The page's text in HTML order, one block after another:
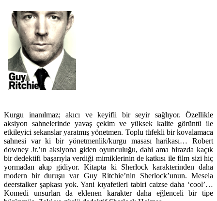
Kurgu inanılmaz; akıcı ve keyifli bir seyir sağlıyor. Özellikle
aksiyon sahnelerinde yavaş çekim ve yüksek kalite görüntü ile
etkileyici sekanslar yaratmış yönetmen. Toplu tüfekli bir kovalamaca
sahnesi var ki bir yönetmenlik/kurgu masası harikası… Robert
downey Jr.’ın aksiyona giden oyunculuğu, dahi ama birazda kaçık
bir dedektifi başarıyla verdiği mimiklerinin de katkısı ile film sizi hiç
yormadan akıp gidiyor. Kitapta ki Sherlock karakterinden daha
modern bir duruşu var Guy Ritchie’nin Sherlock’unun. Mesela
deerstalker şapkası yok. Yani kıyafetleri tabiri caizse daha ‘cool’…
Komedi unsurları da eklenen karakter daha eğlenceli bir tipe